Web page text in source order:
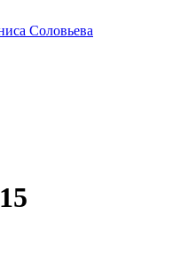
Соловьева